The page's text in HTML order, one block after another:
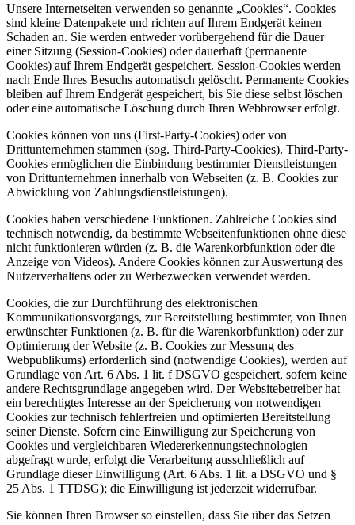
Unsere Internetseiten verwenden so genannte „Cookies“. Cookies
sind kleine Datenpakete und richten auf Ihrem Endgerät keinen
Schaden an. Sie werden entweder vorübergehend für die Dauer
einer Sitzung (Session-Cookies) oder dauerhaft (permanente
Cookies) auf Ihrem Endgerät gespeichert. Session-Cookies werden
nach Ende Ihres Besuchs automatisch gelöscht. Permanente Cookies
bleiben auf Ihrem Endgerät gespeichert, bis Sie diese selbst löschen
oder eine automatische Löschung durch Ihren Webbrowser erfolgt.
Cookies können von uns (First-Party-Cookies) oder von
Drittunternehmen stammen (sog. Third-Party-Cookies). Third-Party-
Cookies ermöglichen die Einbindung bestimmter Dienstleistungen
von Drittunternehmen innerhalb von Webseiten (z. B. Cookies zur
Abwicklung von Zahlungsdienstleistungen).
Cookies haben verschiedene Funktionen. Zahlreiche Cookies sind
technisch notwendig, da bestimmte Webseitenfunktionen ohne diese
nicht funktionieren würden (z. B. die Warenkorbfunktion oder die
Anzeige von Videos). Andere Cookies können zur Auswertung des
Nutzerverhaltens oder zu Werbezwecken verwendet werden.
Cookies, die zur Durchführung des elektronischen
Kommunikationsvorgangs, zur Bereitstellung bestimmter, von Ihnen
erwünschter Funktionen (z. B. für die Warenkorbfunktion) oder zur
Optimierung der Website (z. B. Cookies zur Messung des
Webpublikums) erforderlich sind (notwendige Cookies), werden auf
Grundlage von Art. 6 Abs. 1 lit. f DSGVO gespeichert, sofern keine
andere Rechtsgrundlage angegeben wird. Der Websitebetreiber hat
ein berechtigtes Interesse an der Speicherung von notwendigen
Cookies zur technisch fehlerfreien und optimierten Bereitstellung
seiner Dienste. Sofern eine Einwilligung zur Speicherung von
Cookies und vergleichbaren Wiedererkennungstechnologien
abgefragt wurde, erfolgt die Verarbeitung ausschließlich auf
Grundlage dieser Einwilligung (Art. 6 Abs. 1 lit. a DSGVO und §
25 Abs. 1 TTDSG); die Einwilligung ist jederzeit widerrufbar.
Sie können Ihren Browser so einstellen, dass Sie über das Setzen